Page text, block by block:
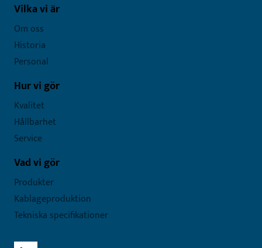
Vilka vi är
Om oss
Historia
Personal
Hur vi gör
Kvalitet
Hållbarhet
Service
Vad vi gör
Produkter
Kablageproduktion
Tekniska specifikationer